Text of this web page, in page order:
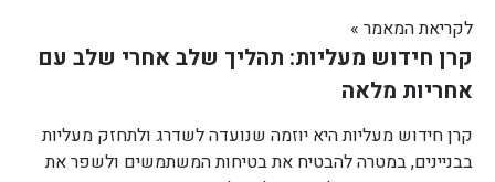
לקריאת המאמר »
קרן חידוש מעליות: תהליך שלב אחרי שלב עם
אחריות מלאה
קרן חידוש מעליות היא יוזמה שנועדה לשדרג ולתחזק מעליות
בבניינים, במטרה להבטיח את בטיחות המשתמשים ולשפר את